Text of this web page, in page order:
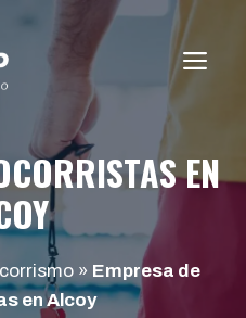
EN
» Empresa de
en Alcoy